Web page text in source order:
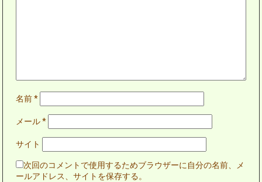
名前*
メール*
サイト
次回のコメントで使用するためブラウザーに自分の名前、メ
ールアドレス、サイトを保存する。